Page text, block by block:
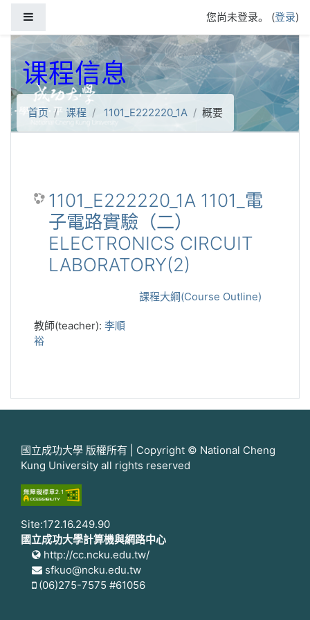
您尚未登录。 (登录)
课程信息
首页 课程 1101_E222220_1A 概要
1101_E222220_1A 1101_電
子電路實驗（二）
ELECTRONICS CIRCUIT
LABORATORY(2)
課程大綱(Course Outline)
教師(teacher): 李順
裕
國立成功大學 版權所有 | Copyright © National Cheng
Kung University all rights reserved
Site:172.16.249.90
國立成功大學計算機與網路中心
http://cc.ncku.edu.tw/
sfkuo@ncku.edu.tw
(06)275-7575 #61056